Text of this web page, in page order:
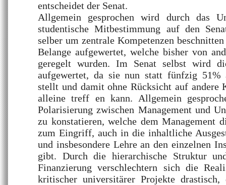
entscheidet der Senat.
Allgemein gesprochen wird durch das
studentische Mitbestimmung auf den
selber um zentrale Kompetenzen
Belange aufgewertet, welche bisher von
geregelt wurden. Im Senat selbst wird
aufgewertet, da sie nun statt fünfzig 51%
stellt und damit ohne Rücksicht auf andere
alleine treff en kann. Allgemein
Polarisierung zwischen Management und
zu konstatieren, welche dem Management
zum Eingriff, auch in die inhaltliche
und insbesondere Lehre an den einzelnen
gibt. Durch die hierarchische Struktur
Finanzierung verschlechtern sich die
kritischer universitärer Projekte